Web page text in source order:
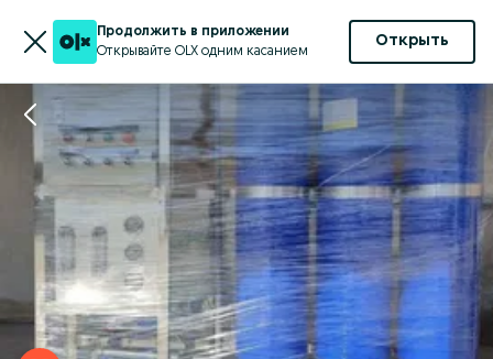
Продолжить в приложении
Открывайте OLX одним касанием
Открыть